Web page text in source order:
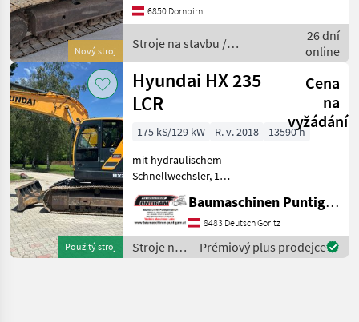
Nový stroj
Winkelbauer, Kleenoilfilter,
Zahnlöffel, zusätzliches
Heckgewicht; MS05042
6850 Dornbirn
Stroje na stavbu /
Kobelco
26 dní
online
Použitý stroj
Hyundai HX 235
LCR
Cena
na
vyžádání
175 kS/129 kW R. v. 2018
13590 h
mit hydraulischem
Schnellwechsler, 1
HCBöschungslöffel
Referenznummer: 20705
Baumaschinen Puntigam
GmbH Unser Spezialgebiet:
Baumaschinen Puntigam GmbH
8483 Deutsch Goritz
Stroje na
stavbu /
Prémiový plus prodejce